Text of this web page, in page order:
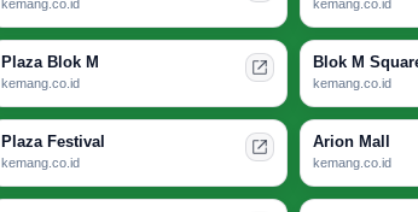
kemang.co.id kemang.co.id
Plaza Blok M
kemang.co.id
Blok M
kemang.co.id
Plaza Festival
kemang.co.id
Arion Mall
kemang.co.id